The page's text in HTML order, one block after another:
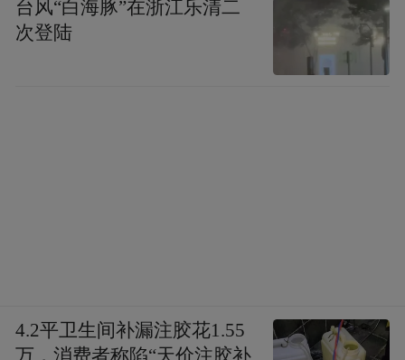
台风“白海豚”在浙江乐清二
次登陆
4.2平卫生间补漏注胶花1.55
万，消费者称陷“天价注胶补